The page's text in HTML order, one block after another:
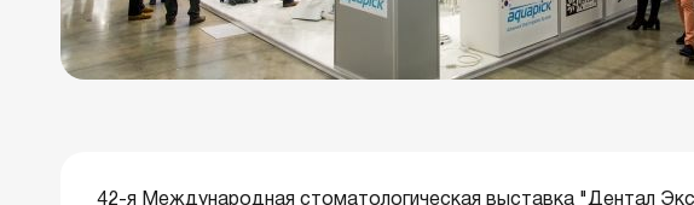
42-я Международная стоматологическая выставка "Дентал